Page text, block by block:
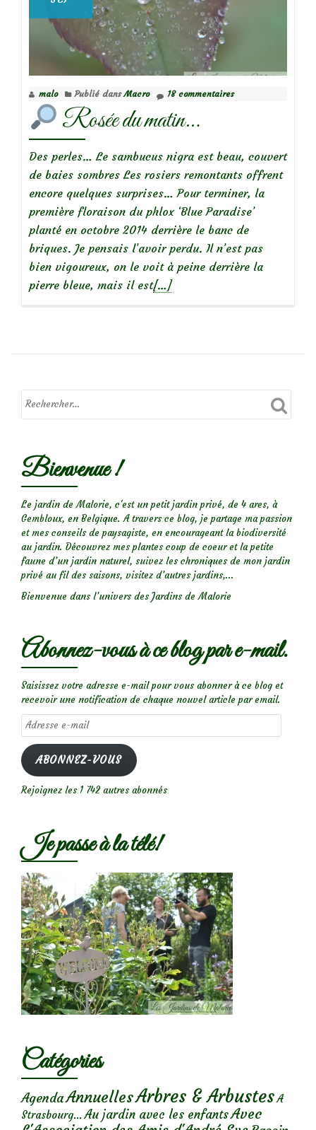
malo Publié dansMacro 18 commentaires
Rosée du matin…
Des perles… Le sambucus nigra est beau, couvert
de baies sombres Les rosiers remontants offrent
encore quelques surprises… Pour terminer, la
première floraison du phlox ‘Blue Paradise’
planté en octobre 2014 derrière le banc de
briques. Je pensais l’avoir perdu. Il n’est pas
bien vigoureux, on le voit à peine derrière la
pierre bleue, mais il estEn
du
[…]
Bienvenue !
Le jardin de Malorie, c'est un petit jardin privé, de 4 ares, à
Gembloux, en Belgique. A travers ce blog, je partage ma passion
et mes conseils de paysagiste, en encourageant la biodiversité
au jardin. Découvrez mes plantes coup de coeur et la petite
faune d’un jardin naturel, suivez les chroniques de mon jardin
privé au fil des saisons, visitez d’autres jardins,...
Bienvenue dans l’univers des Jardins de Malorie
Abonnez-vous à ce blog par e-mail.
Saisissez votre adresse e-mail pour vous abonner à ce blog et
recevoir une notification de chaque nouvel article par email.
Adresse
e-
mail
ABONNEZ-VOUS
Rejoignez les 1 742 autres abonnés
Je passe à la télé!
Catégories
AgendaAnnuellesArbres & Arbustes A
Strasbourg... Au jardin avec les enfantsAvec